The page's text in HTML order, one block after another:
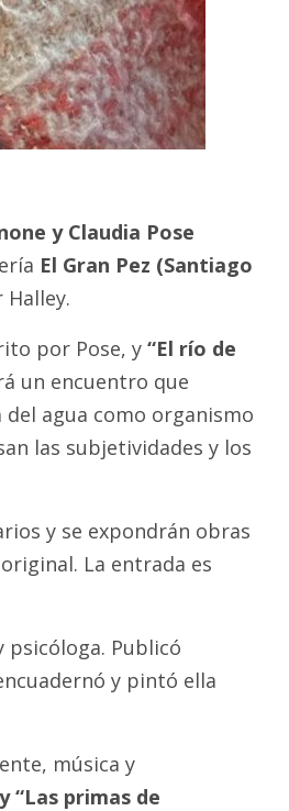
y Claudia Pose
El Gran Pez (Santiago
por Pose, y “El río de
un encuentro que
agua como organismo
las subjetividades y los
y se expondrán obras
La entrada es
Publicó
y pintó ella
música y
“Las primas de